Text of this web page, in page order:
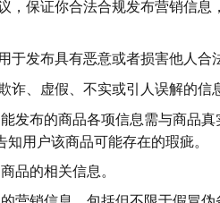
，保证你合法合规发布营销信息
发布具有恶意或者损害他人合
、虚假、不实或引人误解的信
发布的商品各项信息需与商品
用户该商品可能存在的瑕疵。
品的相关信息。